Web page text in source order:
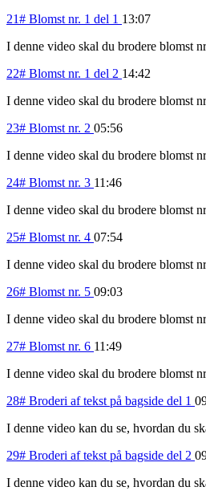
21# Blomst nr. 1 del 1 13:07
I denne video skal du brodere blomst
22# Blomst nr. 1 del 2 14:42
I denne video skal du brodere blomst
23# Blomst nr. 2 05:56
I denne video skal du brodere blomst
24# Blomst nr. 3 11:46
I denne video skal du brodere blomst
25# Blomst nr. 4 07:54
I denne video skal du brodere blomst
26# Blomst nr. 5 09:03
I denne video skal du brodere blomst
27# Blomst nr. 6 11:49
I denne video skal du brodere blomst
28# Broderi af tekst på bagside del 1
I denne video kan du se, hvordan du
29# Broderi af tekst på bagside del 2
I denne video kan du se, hvordan du